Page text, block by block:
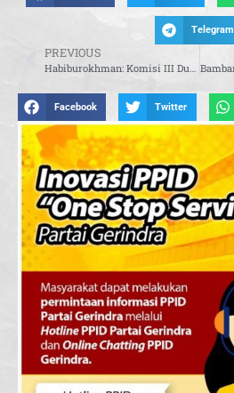
Telegram
PREVIOUS
Facebook Twitter